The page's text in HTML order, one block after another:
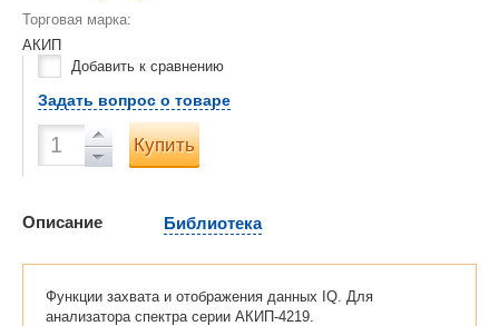
Торговая марка:
АКИП
Добавить к сравнению
Задать вопрос о товаре
Купить
Описание Библиотека
Функции захвата и отображения данных IQ. Для
анализатора спектра серии АКИП-4219.